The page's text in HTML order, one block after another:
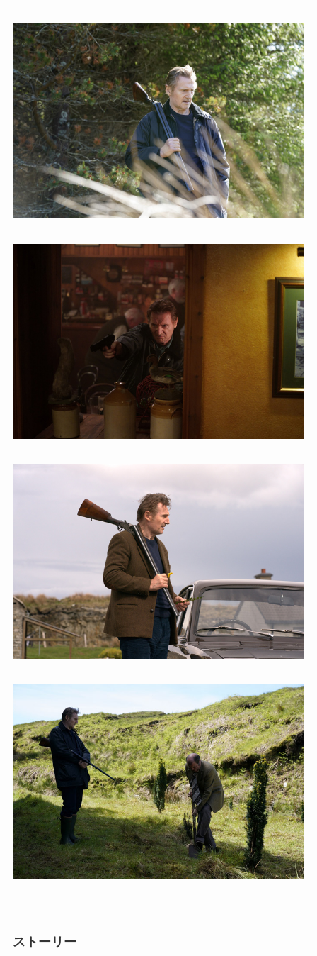
ストーリー